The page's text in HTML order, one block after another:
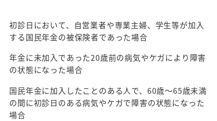
初診日において、自営業者や専業主婦、学生等が加入
する国民年金の被保険者であった場合
年金に未加入であった20歳前の病気やケガにより障害
の状態になった場合
国民年金に加入したことのある人で、60歳～65歳未満
の間に初診日のある病気やケガで障害の状態になった
場合